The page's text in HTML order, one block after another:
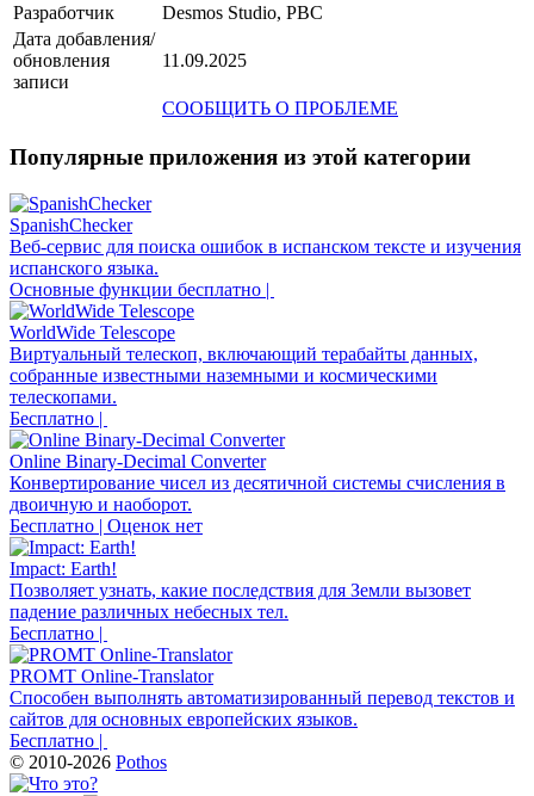
Разработчик
Desmos Studio, PBC
Дата добавления/
обновления
записи
11.09.2025
СООБЩИТЬ О ПРОБЛЕМЕ
Популярные приложения из этой категории
SpanishChecker
Веб-сервис для поиска ошибок в испанском тексте и изучения
испанского языка.
Основные функции бесплатно |
WorldWide Telescope
Виртуальный телескоп, включающий терабайты данных,
собранные известными наземными и космическими
телескопами.
Бесплатно |
Online Binary-Decimal Converter
Конвертирование чисел из десятичной системы счисления в
двоичную и наоборот.
Бесплатно | Оценок нет
Impact: Earth!
Позволяет узнать, какие последствия для Земли вызовет
падение различных небесных тел.
Бесплатно |
PROMT Online-Translator
Способен выполнять автоматизированный перевод текстов и
сайтов для основных европейских языков.
Бесплатно |
© 2010-2026 Pothos